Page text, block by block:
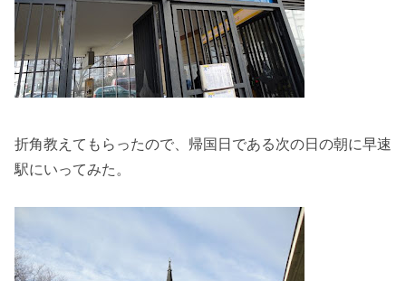
折角教えてもらったので、帰国日である次の日の朝に早速
駅にいってみた。